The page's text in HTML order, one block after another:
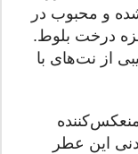
و محبوب در
درخت بلوط.
از نت‌های با
این عطر